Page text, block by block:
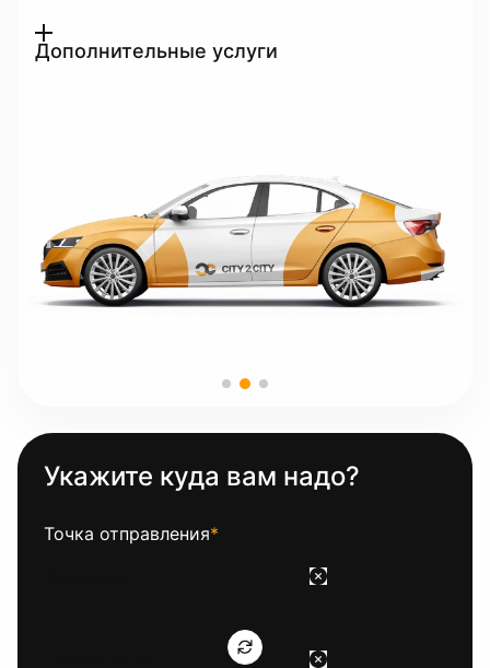
Дополнительные услуги
Укажите куда вам надо?
Точка отправления*